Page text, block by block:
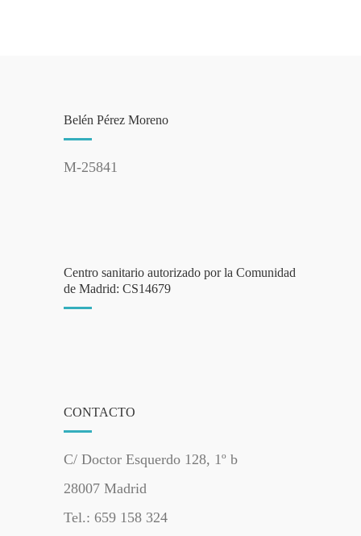
Belén Pérez Moreno
M-25841
Centro sanitario autorizado por la Comunidad
de Madrid: CS14679
CONTACTO
C/ Doctor Esquerdo 128, 1º b
28007 Madrid
Tel.: 659 158 324